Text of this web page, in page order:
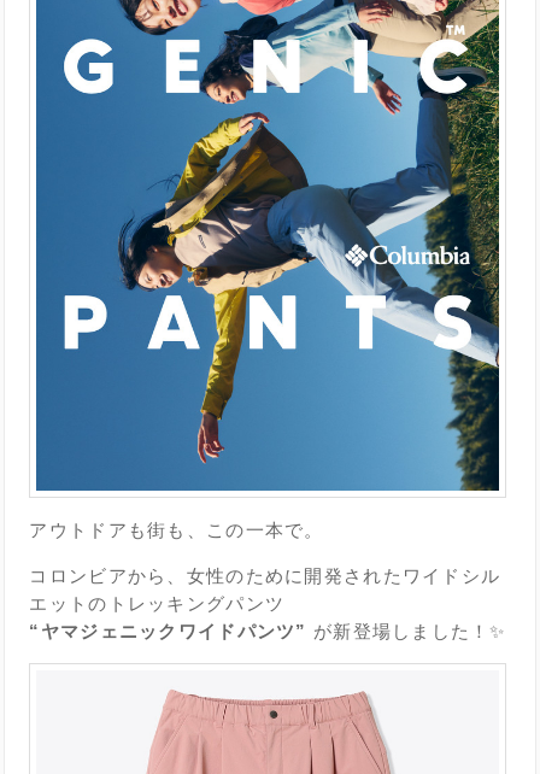
アウトドアも街も、この一本で。
コロンビアから、女性のために開発されたワイドシル
エットのトレッキングパンツ
“ヤマジェニックワイドパンツ” が新登場しました！✨